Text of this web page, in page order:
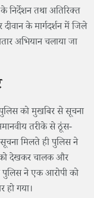
निर्देशन तथा अतिरिक्त
के मार्गदर्शन में जिले
अभियान चलाया जा
को मुखबिर से सूचना
तरीके से ठूंस-
मिलते ही पुलिस ने
को देखकर चालक और
पुलिस ने एक आरोपी को
हो गया।